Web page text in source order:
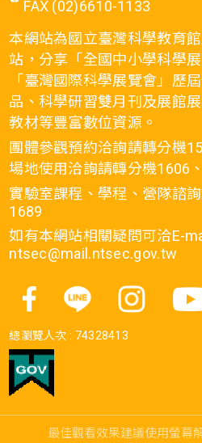
FAX (02)6610-1133
本網站為國立臺灣科學教育
站，分享「全國中小學科學
「臺灣國際科學展覽會」歷
品、科學研習雙月刊及展館
教材等豐富數位資源。
團體參觀預約洽詢請轉分機
場地使用洽詢請轉分機1606
實驗室課程、學程、營隊諮
1689
如有本網站相關疑問可洽E-
ntsec@mail.ntsec.gov.tw
總瀏覽人次 : 74328413
最佳觀看效果建議使用螢幕